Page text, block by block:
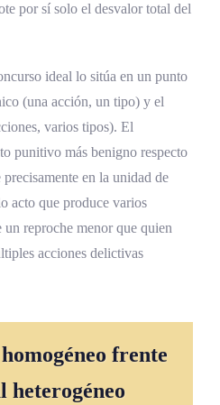
por sí solo el desvalor total del
ideal lo sitúa en un punto
(una acción, un tipo) y el
varios tipos). El
punitivo más benigno respecto
en la unidad de
acto que produce varios
reproche menor que quien
acciones delictivas
frente
heterogéneo